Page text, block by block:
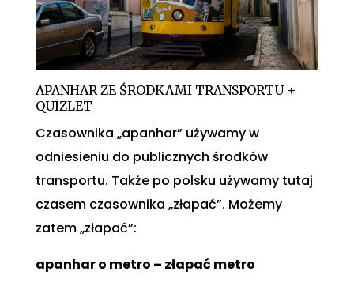
APANHAR ZE ŚRODKAMI TRANSPORTU +
QUIZLET
Czasownika „apanhar” używamy w
odniesieniu do publicznych środków
transportu. Także po polsku używamy tutaj
czasem czasownika „złapać”. Możemy
zatem „złapać”:
apanhar o metro – złapać metro